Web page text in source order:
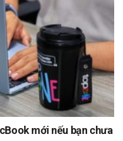
mới nếu bạn chưa